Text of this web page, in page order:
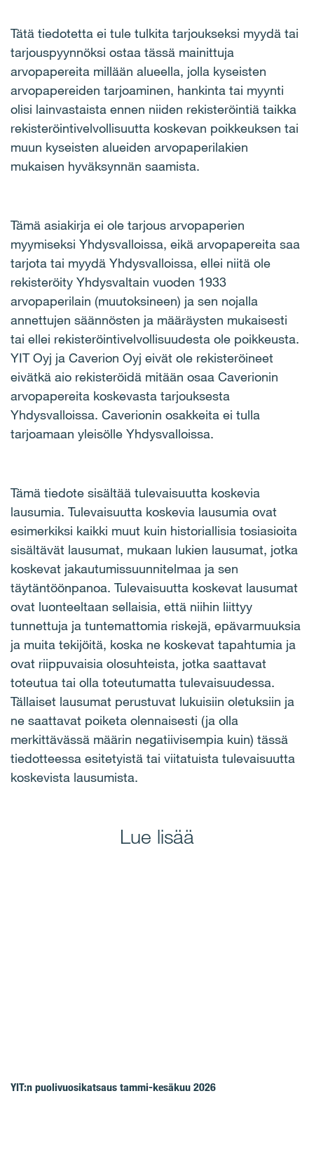
Tätä tiedotetta ei tule tulkita tarjoukseksi myydä tai
tarjouspyynnöksi ostaa tässä mainittuja
arvopapereita millään alueella, jolla kyseisten
arvopapereiden tarjoaminen, hankinta tai myynti
olisi lainvastaista ennen niiden rekisteröintiä taikka
rekisteröintivelvollisuutta koskevan poikkeuksen tai
muun kyseisten alueiden arvopaperilakien
mukaisen hyväksynnän saamista.
Tämä asiakirja ei ole tarjous arvopaperien
myymiseksi Yhdysvalloissa, eikä arvopapereita saa
tarjota tai myydä Yhdysvalloissa, ellei niitä ole
rekisteröity Yhdysvaltain vuoden 1933
arvopaperilain (muutoksineen) ja sen nojalla
annettujen säännösten ja määräysten mukaisesti
tai ellei rekisteröintivelvollisuudesta ole poikkeusta.
YIT Oyj ja Caverion Oyj eivät ole rekisteröineet
eivätkä aio rekisteröidä mitään osaa Caverionin
arvopapereita koskevasta tarjouksesta
Yhdysvalloissa. Caverionin osakkeita ei tulla
tarjoamaan yleisölle Yhdysvalloissa.
Tämä tiedote sisältää tulevaisuutta koskevia
lausumia. Tulevaisuutta koskevia lausumia ovat
esimerkiksi kaikki muut kuin historiallisia tosiasioita
sisältävät lausumat, mukaan lukien lausumat, jotka
koskevat jakautumissuunnitelmaa ja sen
täytäntöönpanoa. Tulevaisuutta koskevat lausumat
ovat luonteeltaan sellaisia, että niihin liittyy
tunnettuja ja tuntemattomia riskejä, epävarmuuksia
ja muita tekijöitä, koska ne koskevat tapahtumia ja
ovat riippuvaisia olosuhteista, jotka saattavat
toteutua tai olla toteutumatta tulevaisuudessa.
Tällaiset lausumat perustuvat lukuisiin oletuksiin ja
ne saattavat poiketa olennaisesti (ja olla
merkittävässä määrin negatiivisempia kuin) tässä
tiedotteessa esitetyistä tai viitatuista tulevaisuutta
koskevista lausumista.
Lue lisää
YIT:n puolivuosikatsaus tammi-kesäkuu 2026